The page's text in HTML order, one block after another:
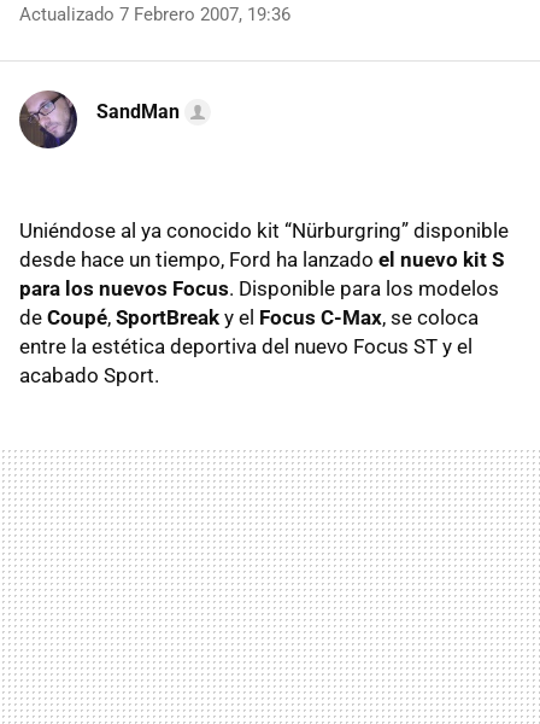
Actualizado 7 Febrero 2007, 19:36
SandMan
Uniéndose al ya conocido kit “Nürburgring” disponible
desde hace un tiempo, Ford ha lanzado el nuevo kit S
para los nuevos Focus. Disponible para los modelos
de Coupé, SportBreak y el Focus C-Max, se coloca
entre la estética deportiva del nuevo Focus ST y el
acabado Sport.